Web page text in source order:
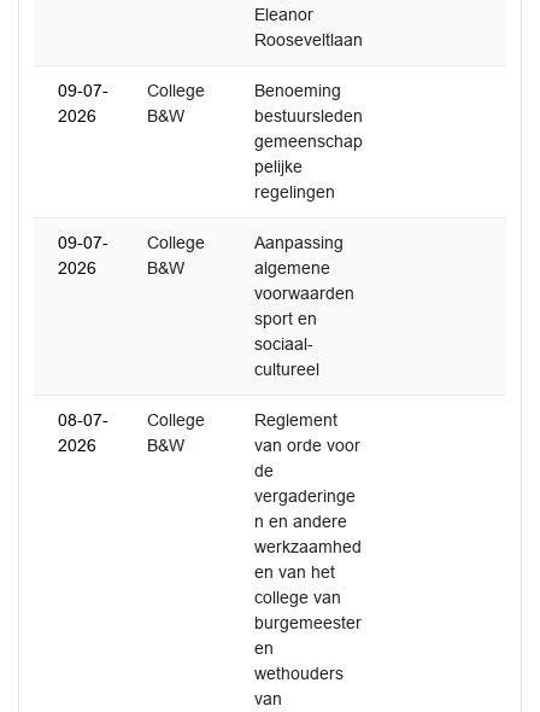
Eleanor
Rooseveltlaan
09-07-
2026
College
B&W
Benoeming
bestuursleden
gemeenschap
pelijke
regelingen
09-07-
2026
College
B&W
Aanpassing
algemene
voorwaarden
sport en
sociaal-
cultureel
08-07-
2026
College
B&W
Reglement
van orde voor
de
vergaderinge
n en andere
werkzaamhed
en van het
college van
burgemeester
en
wethouders
van